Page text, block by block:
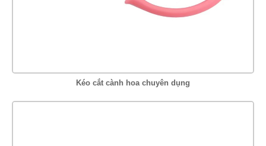
Kéo cắt cành hoa chuyên dụng